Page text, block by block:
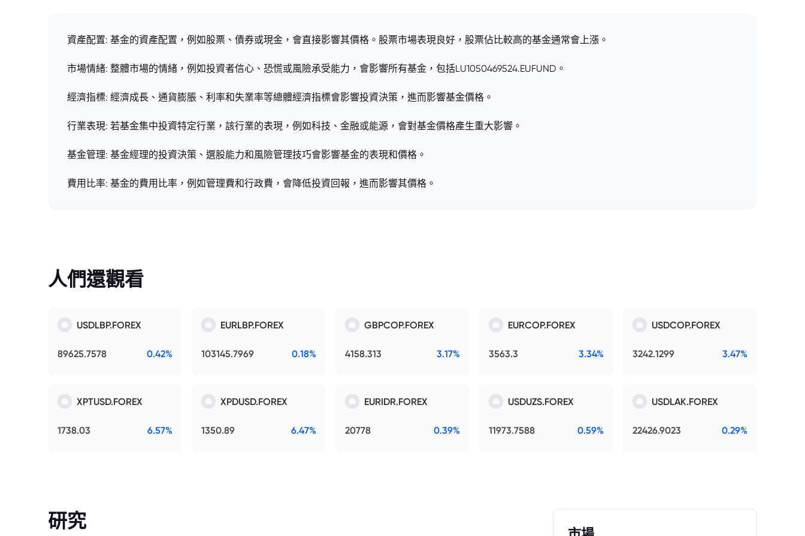
資產配置: 基金的資產配置，例如股票、債券或現金，會直接影響其價格。股票市場表現良好，股票佔比較高的基金通常會上漲。
市場情緒: 整體市場的情緒，例如投資者信心、恐慌或風險承受能力，會影響所有基金，包括LU1050469524.EUFUND。
經濟指標: 經濟成長、通貨膨脹、利率和失業率等總體經濟指標會影響投資決策，進而影響基金價格。
行業表現: 若基金集中投資特定行業，該行業的表現，例如科技、金融或能源，會對基金價格產生重大影響。
基金管理: 基金經理的投資決策、選股能力和風險管理技巧會影響基金的表現和價格。
費用比率: 基金的費用比率，例如管理費和行政費，會降低投資回報，進而影響其價格。
人們還觀看
USDLBP.FOREX
89625.7578 0.42%
EURLBP.FOREX
103145.7969 0.18%
GBPCOP.FOREX
4158.313 3.17%
EURCOP.FOREX
3563.3 3.34%
USDCOP.FOREX
3242.1299 3.47%
XPTUSD.FOREX
1738.03 6.57%
XPDUSD.FOREX
1350.89 6.47%
EURIDR.FOREX
20778 0.39%
USDUZS.FOREX
11973.7588 0.59%
USDLAK.FOREX
22426.9023 0.29%
研究